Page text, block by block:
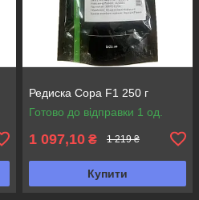
Редиска Сора F1 250 г
Готово до відправки 1 од.
1 097,10 ₴ 1 219 ₴
Купити